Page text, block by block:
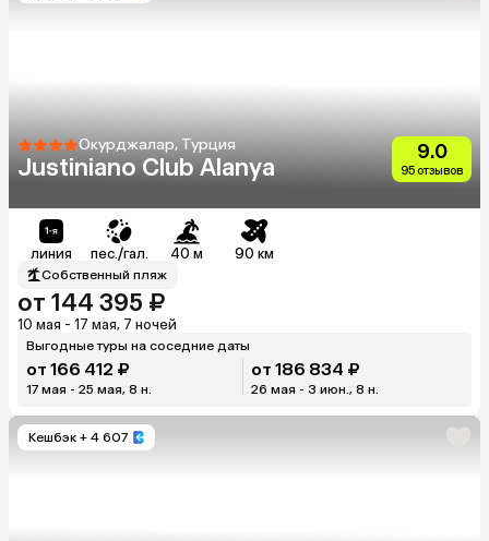
Окурджалар, Турция
Justiniano Club Alanya
9.0
95 отзывов
линия пес./гал. 40 м 90 км
Собственный пляж
от 144 395 ₽
10 мая - 17 мая, 7 ночей
Выгодные туры на соседние даты
от 166 412 ₽
17 мая - 25 мая, 8 н.
от 186 834 ₽
26 мая - 3 июн., 8 н.
Кешбэк + 4 607